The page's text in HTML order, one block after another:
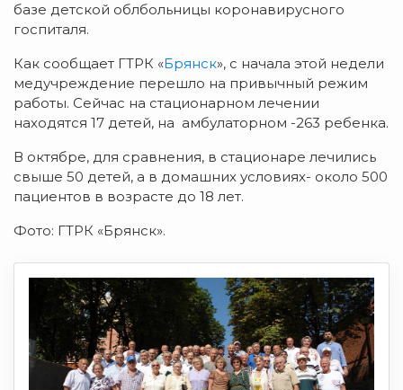
базе детской облбольницы коронавирусного
госпиталя.
Как сообщает ГТРК «Брянск», с начала этой недели
медучреждение перешло на привычный режим
работы. Сейчас на стационарном лечении
находятся 17 детей, на амбулаторном -263 ребенка.
В октябре, для сравнения, в стационаре лечились
свыше 50 детей, а в домашних условиях- около 500
пациентов в возрасте до 18 лет.
Фото: ГТРК «Брянск».